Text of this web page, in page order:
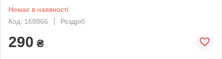
Немає в наявності
Код: 168866
Роздріб
290 ₴